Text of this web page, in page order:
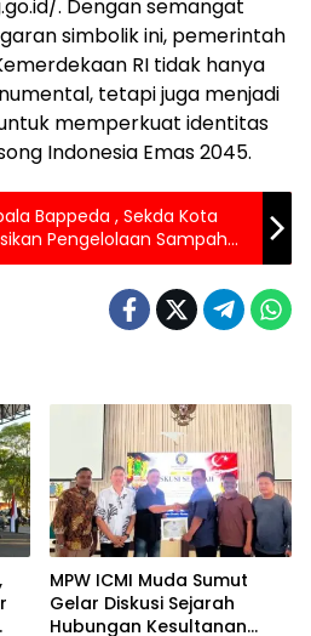
. Dengan semangat
simbolik ini, pemerintah
RI tidak hanya
tetapi juga menjadi
memperkuat identitas
Indonesia Emas 2045.
Bappeda , Sekda Kota
Pengelolaan Sampah
Jepang, Belajar dari
MPW ICMI Muda Sumut
Gelar Diskusi Sejarah
Hubungan Kesultanan